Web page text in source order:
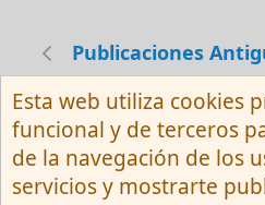
Publicaciones
Español (Neutro) Tu
Contactarnos
Términos
Privacy policy
Ayuda
Esta web utiliza cookies
funcional y de terceros
de la navegación de los
servicios y mostrarte